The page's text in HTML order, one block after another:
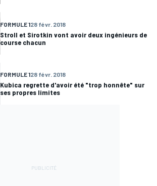
FORMULE 128 févr. 2018
Stroll et Sirotkin vont avoir deux ingénieurs de
course chacun
FORMULE 128 févr. 2018
Kubica regrette d'avoir été "trop honnête" sur
ses propres limites